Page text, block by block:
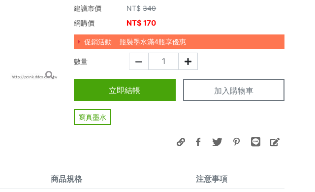
建議市價
NT$ 340
網購價
NT$170
促銷活動 瓶裝墨水滿4瓶享優惠
數量
立即結帳 加入購物車
寫真墨水
商品規格 注意事項